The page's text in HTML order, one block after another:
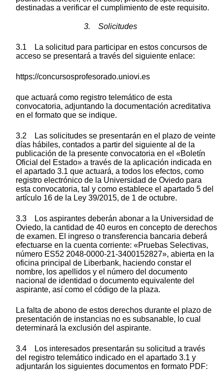
destinadas a verificar el cumplimiento de este requisito.
3. Solicitudes
3.1 La solicitud para participar en estos concursos de
acceso se presentará a través del siguiente enlace:
https://concursosprofesorado.uniovi.es
que actuará como registro telemático de esta
convocatoria, adjuntando la documentación acreditativa
en el formato que se indique.
3.2 Las solicitudes se presentarán en el plazo de veinte
días hábiles, contados a partir del siguiente al de la
publicación de la presente convocatoria en el «Boletín
Oficial del Estado» a través de la aplicación indicada en
el apartado 3.1 que actuará, a todos los efectos, como
registro electrónico de la Universidad de Oviedo para
esta convocatoria, tal y como establece el apartado 5 del
artículo 16 de la Ley 39/2015, de 1 de octubre.
3.3 Los aspirantes deberán abonar a la Universidad de
Oviedo, la cantidad de 40 euros en concepto de derechos
de examen. El ingreso o transferencia bancaria deberá
efectuarse en la cuenta corriente: «Pruebas Selectivas,
número ES52 2048-0000-21-3400152827», abierta en la
oficina principal de Liberbank, haciendo constar el
nombre, los apellidos y el número del documento
nacional de identidad o documento equivalente del
aspirante, así como el código de la plaza.
La falta de abono de estos derechos durante el plazo de
presentación de instancias no es subsanable, lo cual
determinará la exclusión del aspirante.
3.4 Los interesados presentarán su solicitud a través
del registro telemático indicado en el apartado 3.1 y
adjuntarán los siguientes documentos en formato PDF: